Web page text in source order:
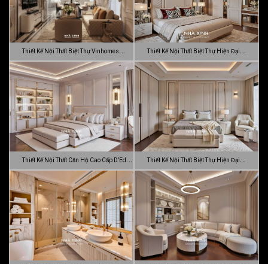
Thiết Kế Nội Thất Biệt Thự Vinhomes
Gran…
Thiết Kế Nội Thất Biệt Thự Hiện Đại
Sang…
Thiết Kế Nội Thất Căn Hộ Cao Cấp D’Edge
…
Thiết Kế Nội Thất Biệt Thự Hiện Đại
Luca…